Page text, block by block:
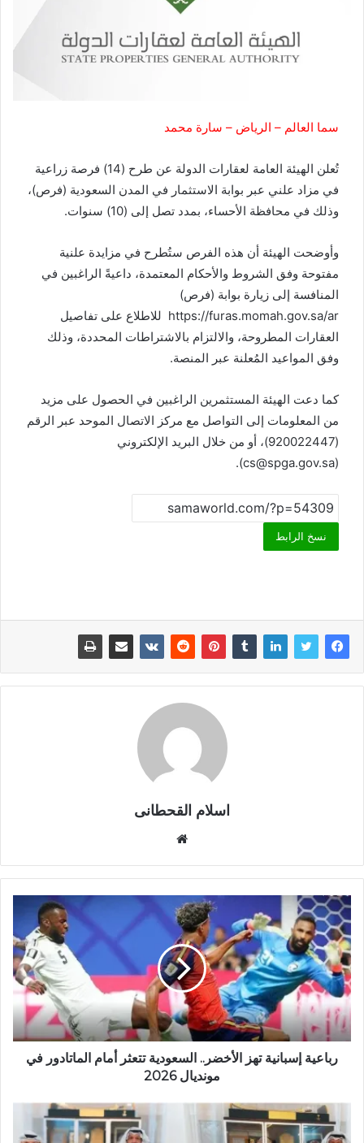
سما العالم – الرياض – سارة محمد
تُعلن الهيئة العامة لعقارات الدولة عن طرح (14) فرصة زراعية
في مزاد علني عبر بوابة الاستثمار في المدن السعودية (فرص)،
وذلك في محافظة الأحساء، بمدد تصل إلى (10) سنوات.
وأوضحت الهيئة أن هذه الفرص ستُطرح في مزايدة علنية
مفتوحة وفق الشروط والأحكام المعتمدة، داعيةً الراغبين في
المنافسة إلى زيارة بوابة (فرص)
https://furas.momah.gov.sa/ar للاطلاع على تفاصيل
العقارات المطروحة، والالتزام بالاشتراطات المحددة، وذلك
وفق المواعيد المُعلنة عبر المنصة.
كما دعت الهيئة المستثمرين الراغبين في الحصول على مزيد
من المعلومات إلى التواصل مع مركز الاتصال الموحد عبر الرقم
(920022447)، أو من خلال البريد الإلكتروني
(cs@spga.gov.sa).
نسخ الرابط
اسلام القحطانى
ق
ع
ا
ل
و
ي
ب
رباعية إسبانية تهز الأخضر.. السعودية تتعثر أمام الماتادور في
مونديال 2026